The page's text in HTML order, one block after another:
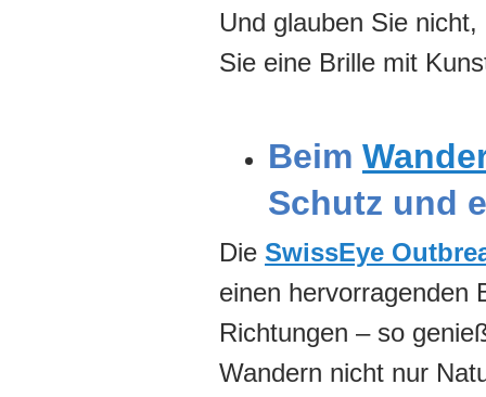
Und glauben Sie
Sie eine Brille mit
Beim
Schutz und
Die SwissEye
einen hervorragenden
Richtungen – so
Wandern nicht nur